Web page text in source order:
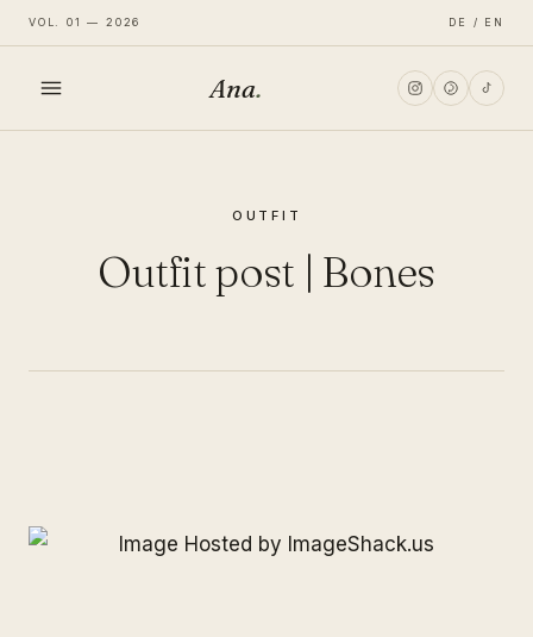
VOL. 01 — 2026 DE / EN
Ana.
OUTFIT
Outfit post | Bones